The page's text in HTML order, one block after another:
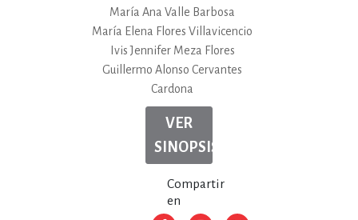
María Ana Valle Barbosa
María Elena Flores Villavicencio
Ivis Jennifer Meza Flores
Guillermo Alonso Cervantes
Cardona
VER
SINOPSIS
Compartir
en